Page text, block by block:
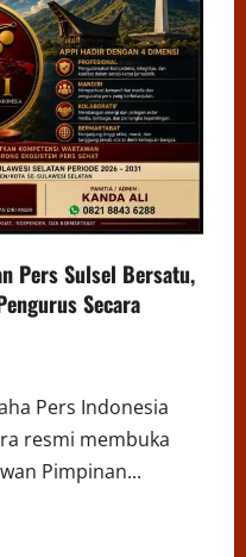
Pers Sulsel Bersatu,
Secara
Pers Indonesia
resmi membuka
Pimpinan...